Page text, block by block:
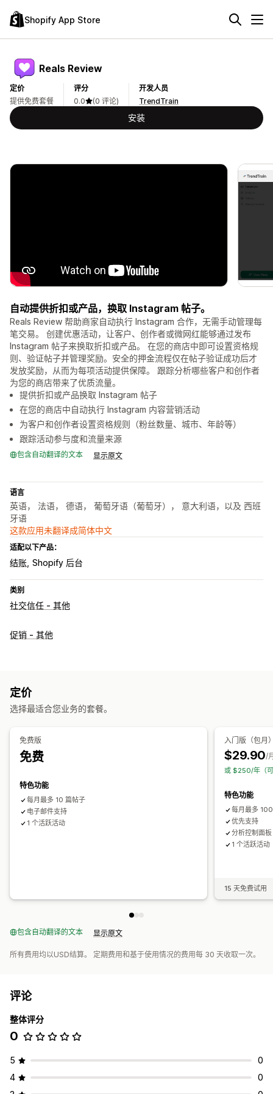
Shopify App Store
Reals Review
定价
提供免费套餐
评分
0.0
(0 评论)
开发人员
TrendTrain
安装
自动提供折扣或产品，换取 Instagram 帖子。
Reals Review 帮助商家自动执行 Instagram 合作，无需手动管理每
笔交易。 创建优惠活动，让客户、创作者或微网红能够通过发布
Instagram 帖子来换取折扣或产品。 在您的商店中即可设置资格规
则、验证帖子并管理奖励。安全的押金流程仅在帖子验证成功后才
发放奖励，从而为每项活动提供保障。 跟踪分析哪些客户和创作者
为您的商店带来了优质流量。
提供折扣或产品换取 Instagram 帖子
在您的商店中自动执行 Instagram 内容营销活动
为客户和创作者设置资格规则（粉丝数量、城市、年龄等）
跟踪活动参与度和流量来源
包含自动翻译的文本 显示原文
语言
英语， 法语， 德语， 葡萄牙语（葡萄牙）， 意大利语，以及 西班
牙语
这款应用未翻译成简体中文
适配以下产品：
结账 Shopify 后台
类别
社交信任 - 其他
促销 - 其他
定价
选择最适合您业务的套餐。
免费版
免费
特色功能
每月最多 10 篇帖子
电子邮件支持
1 个活跃活动
入门版（包月
$29.90/
或 $250/年（
特色功能
每月最多
优先支持
分析控制面板
1 个活跃活动
15 天免费试用
包含自动翻译的文本 显示原文
所有费用均以USD结算。 定期费用和基于使用情况的费用每 30 天收取一次。
评论
整体评分
0
5
0
4
0